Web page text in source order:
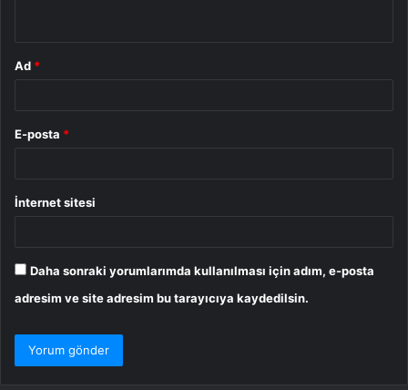
Ad *
E-posta *
İnternet sitesi
Daha sonraki yorumlarımda kullanılması için adım, e-posta
adresim ve site adresim bu tarayıcıya kaydedilsin.